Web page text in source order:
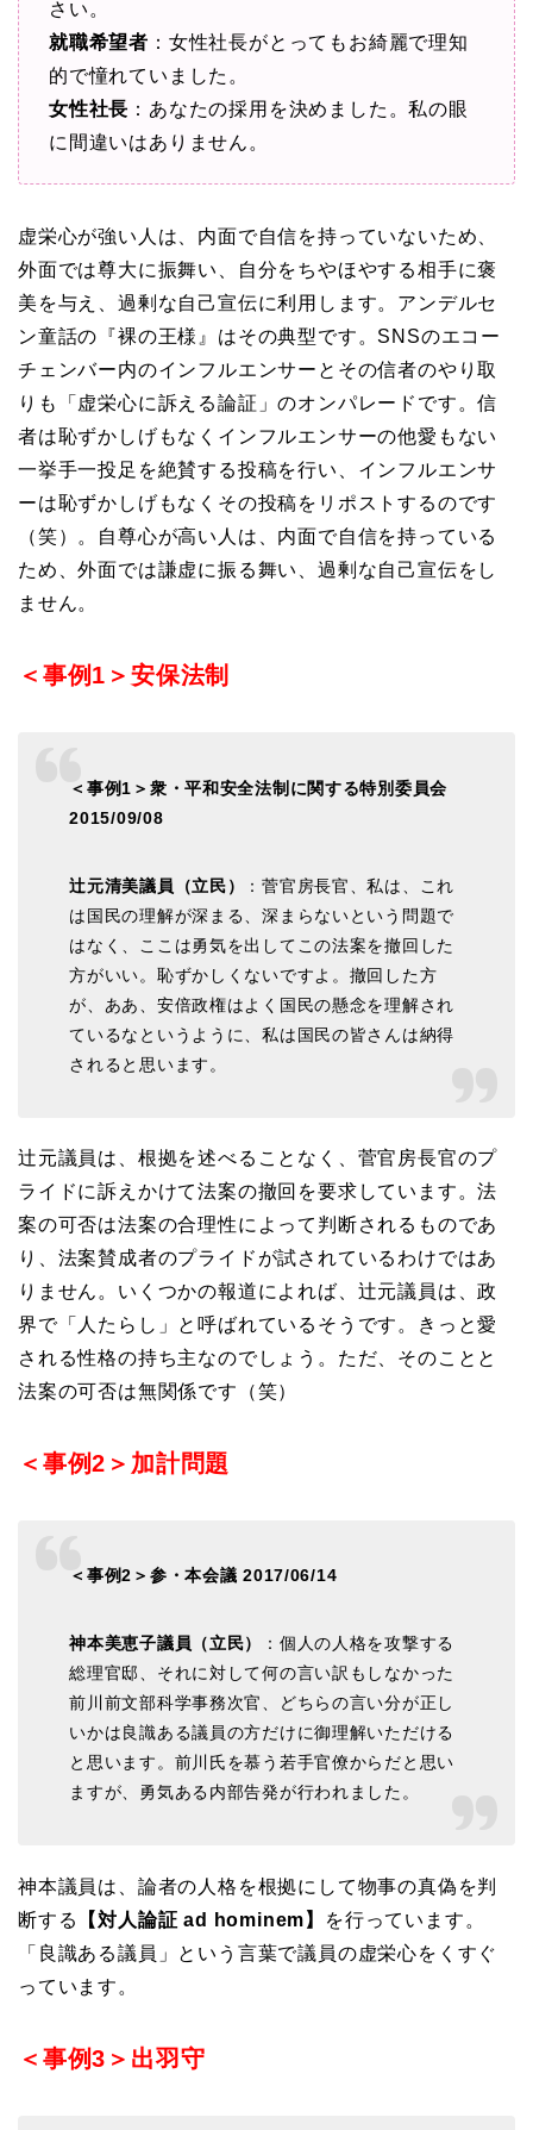
さい。
就職希望者 ：女性社長がとってもお綺麗で理知
的で憧れていました。
女性社長 ：あなたの採用を決めました。私の眼
に間違いはありません。
虚栄心が強い人は、内面で自信を持っていないため、
外面では尊大に振舞い、自分をちやほやする相手に褒
美を与え、過剰な自己宣伝に利用します。アンデルセ
ン童話の『裸の王様』はその典型です。SNSのエコー
チェンバー内のインフルエンサーとその信者のやり取
りも「虚栄心に訴える論証」のオンパレードです。信
者は恥ずかしげもなくインフルエンサーの他愛もない
一挙手一投足を絶賛する投稿を行い、インフルエンサ
ーは恥ずかしげもなくその投稿をリポストするのです
（笑）。自尊心が高い人は、内面で自信を持っている
ため、外面では謙虚に振る舞い、過剰な自己宣伝をし
ません。
＜事例1＞安保法制
＜事例1＞衆・平和安全法制に関する特別委員会
2015/09/08
辻元清美議員（立民）
：菅官房長官、私は、これ
は国民の理解が深まる、深まらないという問題で
はなく、ここは勇気を出してこの法案を撤回した
方がいい。恥ずかしくないですよ。撤回した方
が、ああ、安倍政権はよく国民の懸念を理解され
ているなというように、私は国民の皆さんは納得
されると思います。
辻元議員は、根拠を述べることなく、菅官房長官のプ
ライドに訴えかけて法案の撤回を要求しています。法
案の可否は法案の合理性によって判断されるものであ
り、法案賛成者のプライドが試されているわけではあ
りません。いくつかの報道によれば、辻元議員は、政
界で「人たらし」と呼ばれているそうです。きっと愛
される性格の持ち主なのでしょう。ただ、そのことと
法案の可否は無関係です（笑）
＜事例2＞加計問題
＜事例2＞参・本会議 2017/06/14
神本美恵子議員（立民）
：個人の人格を攻撃する
総理官邸、それに対して何の言い訳もしなかった
前川前文部科学事務次官、どちらの言い分が正し
いかは良識ある議員の方だけに御理解いただける
と思います。前川氏を慕う若手官僚からだと思い
ますが、勇気ある内部告発が行われました。
神本議員は、論者の人格を根拠にして物事の真偽を判
断する
【対人論証 ad hominem】
を行っています。
「良識ある議員」という言葉で議員の虚栄心をくすぐ
っています。
＜事例3＞出羽守